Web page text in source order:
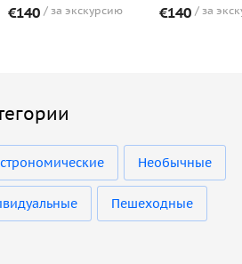
€140 за экскурсию €140 за
Необычные
Пешеходные